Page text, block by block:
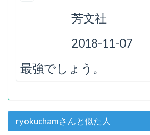
芳文社
2018-11-07
最強でしょう。
ryokuchamさんと似た人